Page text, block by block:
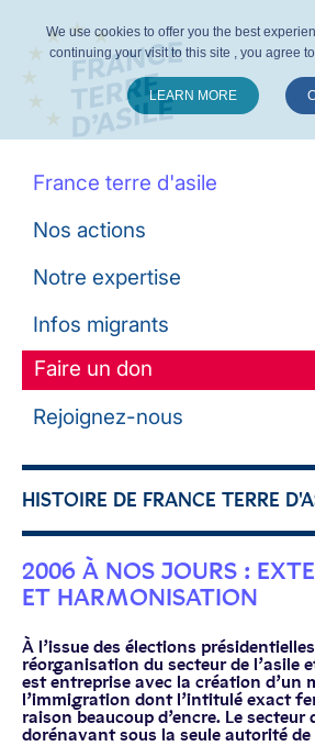
France terre d'asile
Nos actions
Notre expertise
Infos migrants
Faire un don
Rejoignez-nous
HISTOIRE DE FRANCE TERRE
2006 À NOS JOURS :
ET HARMONISATION
À l’issue des élections
réorganisation du secteur de l’asile
est entreprise avec la création d’un
l’immigration dont l’intitulé exact
raison beaucoup d’encre. Le secteur
dorénavant sous la seule autorité
We use cookies to offer you the best
continuing your visit to this site , you agree
LEARN MORE